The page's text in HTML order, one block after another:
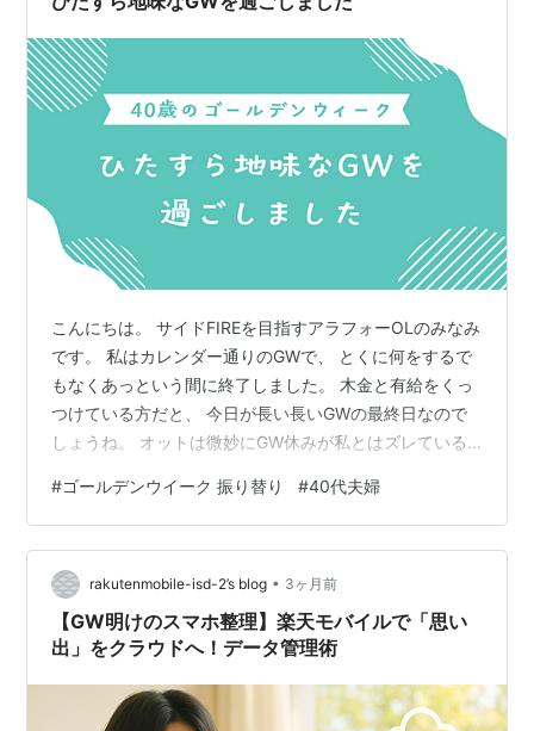
こんにちは。 サイドFIREを目指すアラフォーOLのみなみ
です。 私はカレンダー通りのGWで、 とくに何をするで
もなくあっという間に終了しました。 木金と有給をくっ
つけている方だと、 今日が長い長いGWの最終日なので
しょうね。 オットは微妙にGW休みが私とはズレている
雑しているし 大混雑の中で旅行をする体力気力もない40
歳… 帰省しかしないひたすら地味なGW というわけで、
GWはのんびーり地味に過ごしていました。 3日間ほどは
実家に帰ったりしていて 休みのほとんどはそれに使った
という感じ。 5日間の休みのうち3日も帰省(といっても
隣県)する…
#ゴールデンウイーク 振り替り #40代夫婦
rakutenmobile-isd-2’s blog • 3ヶ月前
【GW明けのスマホ整理】楽天モバイルで「思い
出」をクラウドへ！データ管理術